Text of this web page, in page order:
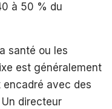
à 50 % du
santé ou les
est généralement
avec des
directeur